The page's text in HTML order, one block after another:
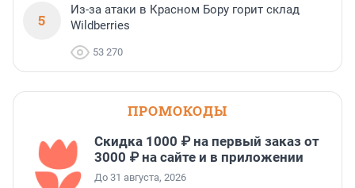
5
Из-за атаки в Красном Бору горит склад
Wildberries
53 270
ПРОМОКОДЫ
Скидка 1000 ₽ на первый заказ от
3000 ₽ на сайте и в приложении
До 31 августа, 2026